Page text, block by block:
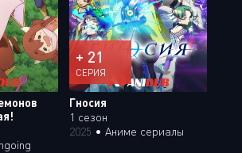
+ 21
СЕРИЯ
Гносия
1 сезон
2025 • Аниме сериалы